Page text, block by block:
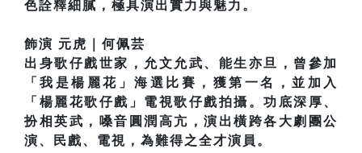
色詮釋細膩，極具演出實力與魅力。
飾演 元虎｜何佩芸
出身歌仔戲世家，允文允武、能生亦旦，曾參加
「我是楊麗花」海選比賽，獲第一名，並加入
「楊麗花歌仔戲」電視歌仔戲拍攝。功底深厚、
扮相英武，嗓音圓潤高亢，演出橫跨各大劇團公
演、民戲、電視，為難得之全才演員。